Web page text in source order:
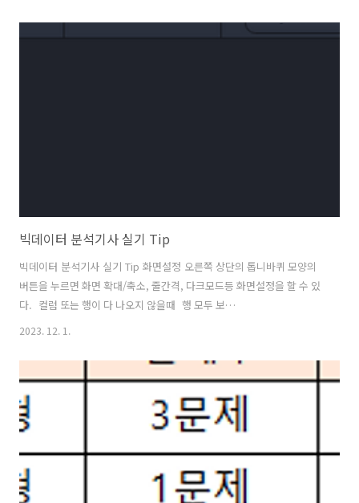
넣어서 지정ex) index = ['a']empty_df2 = pd.DataFrame(index =
빅데이터 분석기사 실기 Tip
빅데이터 분석기사 실기 Tip 화면설정 오른쪽 상단의 톱니바퀴 모양의
버튼을 누르면 화면 확대/축소, 줄간격, 다크모드등 화면설정을 할 수 있
다. 컬럼 또는 행이 다 나오지 않을때 행 모두 보
기:pd.set_option('display.max_rows', None)열(컬럼) 모두 보
보고 싶은 행이나 컬럼수를 입력하면 됨. 아래처럼 모든 컬럼이 다나오는
것을 볼 수 있다..__all__ / dir / help sklearn의 하위 모듈 찾을때 #
가장 상위 모듈인 sklean의 바로 하위 항목을 확인하기 위헤서는 아래와
같이 입력import sklearnprint(sklearn.__all__)# 중..
2023. 12. 1.